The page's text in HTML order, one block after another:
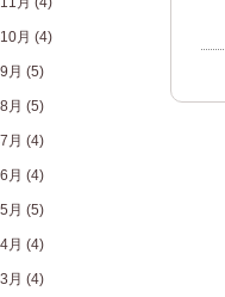
月 (4)
月 (5)
月 (5)
月 (4)
月 (4)
月 (5)
月 (4)
月 (4)